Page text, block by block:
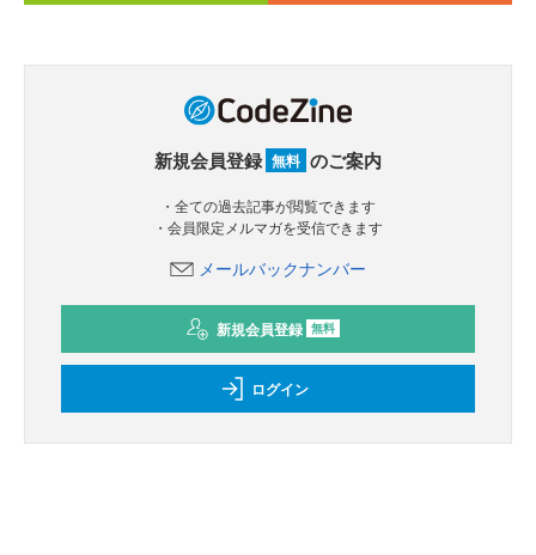
新規会員登録 無料 のご案内
・全ての過去記事が閲覧できます
・会員限定メルマガを受信できます
メールバックナンバー
新規会員登録 無料
ログイン